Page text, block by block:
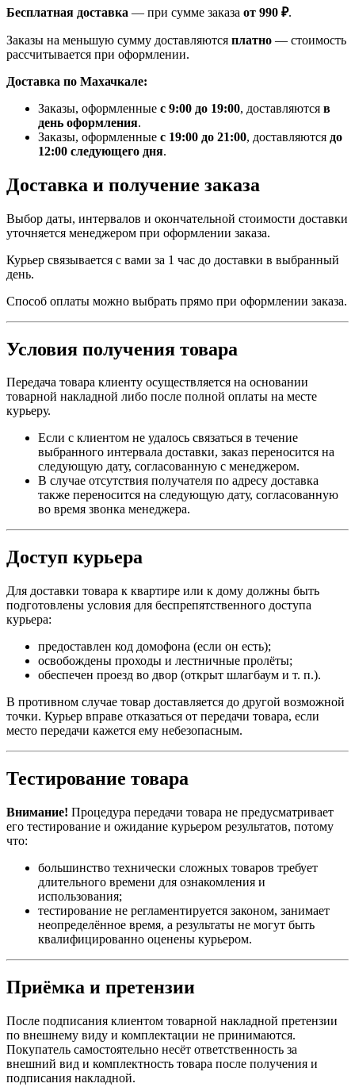
Бесплатная доставка — при сумме заказа от 990 ₽.
Заказы на меньшую сумму доставляются платно — стоимость
рассчитывается при оформлении.
Доставка по Махачкале:
Заказы, оформленные с 9:00 до 19:00, доставляются в
день оформления.
Заказы, оформленные с 19:00 до 21:00, доставляются до
12:00 следующего дня.
Доставка и получение заказа
Выбор даты, интервалов и окончательной стоимости доставки
уточняется менеджером при оформлении заказа.
Курьер связывается с вами за 1 час до доставки в выбранный
день.
Способ оплаты можно выбрать прямо при оформлении заказа.
Условия получения товара
Передача товара клиенту осуществляется на основании
товарной накладной либо после полной оплаты на месте
курьеру.
Если с клиентом не удалось связаться в течение
выбранного интервала доставки, заказ переносится на
следующую дату, согласованную с менеджером.
В случае отсутствия получателя по адресу доставка
также переносится на следующую дату, согласованную
во время звонка менеджера.
Доступ курьера
Для доставки товара к квартире или к дому должны быть
подготовлены условия для беспрепятственного доступа
курьера:
предоставлен код домофона (если он есть);
освобождены проходы и лестничные пролёты;
обеспечен проезд во двор (открыт шлагбаум и т. п.).
В противном случае товар доставляется до другой возможной
точки. Курьер вправе отказаться от передачи товара, если
место передачи кажется ему небезопасным.
Тестирование товара
Внимание! Процедура передачи товара не предусматривает
его тестирование и ожидание курьером результатов, потому
что:
большинство технически сложных товаров требует
длительного времени для ознакомления и
использования;
тестирование не регламентируется законом, занимает
неопределённое время, а результаты не могут быть
квалифицированно оценены курьером.
Приёмка и претензии
После подписания клиентом товарной накладной претензии
по внешнему виду и комплектации не принимаются.
Покупатель самостоятельно несёт ответственность за
внешний вид и комплектность товара после получения и
подписания накладной.